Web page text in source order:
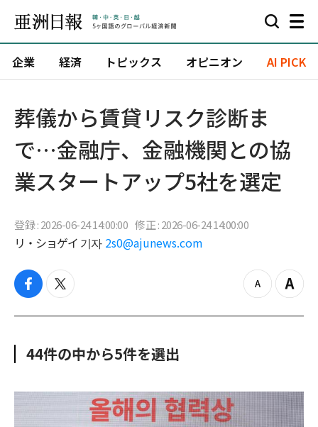
企業 経済 トピックス オピニオン AI PICK
葬儀から賃貸リスク診断ま
で…金融庁、金融機関との協
業スタートアップ5社を選定
登録 : 2026-06-24 14:00:00 修正 : 2026-06-24 14:00:00
リ・ショゲイ 기자 2s0@ajunews.com
f
c
o
t
i
e
z
o
Z
o
44件の中から5件を選出